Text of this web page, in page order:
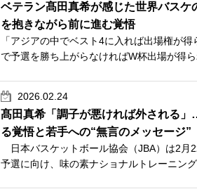
ベテラン髙田真希が感じた世界バス
を抱きながら前に進む覚悟
「アジアの中でベスト4に入れば出場権が
で予選を勝ち上がらなければW杯出場が得
2026.02.24
髙田真希「調子が悪ければ外される
る覚悟と若手への“無言のメッセージ”
日本バスケットボール協会（JBA）は2月
予選に向け、味の素ナショナルトレーニン